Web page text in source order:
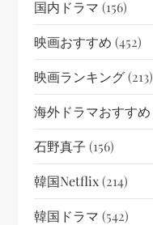
国内ドラマ (156)
映画おすすめ (452)
映画ランキング(213)
海外ドラマおすすめ
石野真子 (156)
韓国netflix(214)
韓国ドラマ (542)